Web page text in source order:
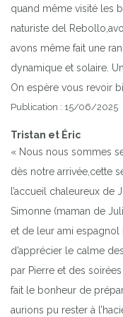
quand même visité les
naturiste del
avons même fait une
dynamique et solaire.
On espère vous revoir
Publication : 15/06/2025
Tristan et Éric
« Nous nous sommes
dès notre arrivée,cette
l’accueil chaleureux de
Simonne (maman de
et de leur ami espagnol
d’apprécier le calme
par Pierre et des
fait le bonheur de
aurions pu rester à